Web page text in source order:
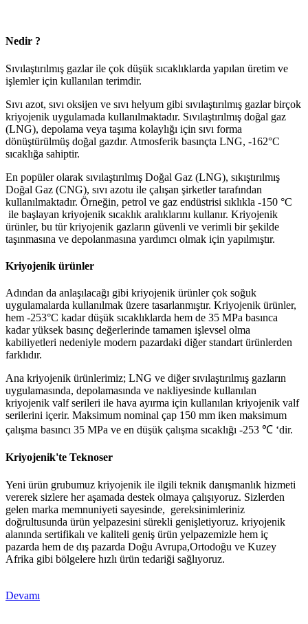
Nedir ?
Sıvılaştırılmış gazlar ile çok düşük sıcaklıklarda yapılan üretim ve
işlemler için kullanılan terimdir.
Sıvı azot, sıvı oksijen ve sıvı helyum gibi sıvılaştırılmış gazlar birçok
kriyojenik uygulamada kullanılmaktadır. Sıvılaştırılmış doğal gaz
(LNG), depolama veya taşıma kolaylığı için sıvı forma
dönüştürülmüş doğal gazdır. Atmosferik basınçta LNG, -162°C
sıcaklığa sahiptir.
En popüler olarak sıvılaştırılmış Doğal Gaz (LNG), sıkıştırılmış
Doğal Gaz (CNG), sıvı azotu ile çalışan şirketler tarafından
kullanılmaktadır. Örneğin, petrol ve gaz endüstrisi sıklıkla -150 °C
ile başlayan kriyojenik sıcaklık aralıklarını kullanır. Kriyojenik
ürünler, bu tür kriyojenik gazların güvenli ve verimli bir şekilde
taşınmasına ve depolanmasına yardımcı olmak için yapılmıştır.
Kriyojenik ürünler
Adından da anlaşılacağı gibi kriyojenik ürünler çok soğuk
uygulamalarda kullanılmak üzere tasarlanmıştır. Kriyojenik ürünler,
hem -253°C kadar düşük sıcaklıklarda hem de 35 MPa basınca
kadar yüksek basınç değerlerinde tamamen işlevsel olma
kabiliyetleri nedeniyle modern pazardaki diğer standart ürünlerden
farklıdır.
Ana kriyojenik ürünlerimiz; LNG ve diğer sıvılaştırılmış gazların
uygulamasında, depolamasında ve nakliyesinde kullanılan
kriyojenik valf serileri ile hava ayırma için kullanılan kriyojenik valf
serilerini içerir. Maksimum nominal çap 150 mm iken maksimum
çalışma basıncı 35 MPa ve en düşük çalışma sıcaklığı -253 ℃ ‘dir.
Kriyojenik'te Teknoser
Yeni ürün grubumuz kriyojenik ile ilgili teknik danışmanlık hizmeti
vererek sizlere her aşamada destek olmaya çalışıyoruz. Sizlerden
gelen marka memnuniyeti sayesinde, gereksinimleriniz
doğrultusunda ürün yelpazesini sürekli genişletiyoruz. kriyojenik
alanında sertifikalı ve kaliteli geniş ürün yelpazemizle hem iç
pazarda hem de dış pazarda Doğu Avrupa,Ortodoğu ve Kuzey
Afrika gibi bölgelere hızlı ürün tedariği sağlıyoruz.
Devamı